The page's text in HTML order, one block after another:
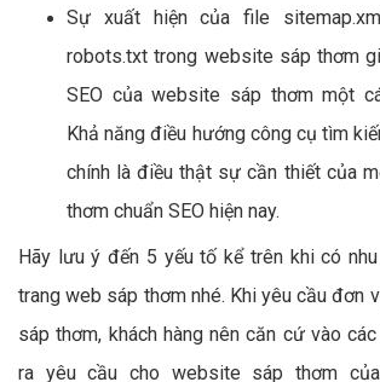
Sự xuất hiện của file
robots.txt trong website sáp thơm
SEO của website sáp thơm một
Khả năng điều hướng công cụ tìm
chính là điều thật sự cần thiết của
thơm chuẩn SEO hiện nay.
Hãy lưu ý đến 5 yếu tố kể trên khi có
trang web sáp thơm nhé. Khi yêu cầu đơn
sáp thơm, khách hàng nên căn cứ vào
ra yêu cầu cho website sáp thơm